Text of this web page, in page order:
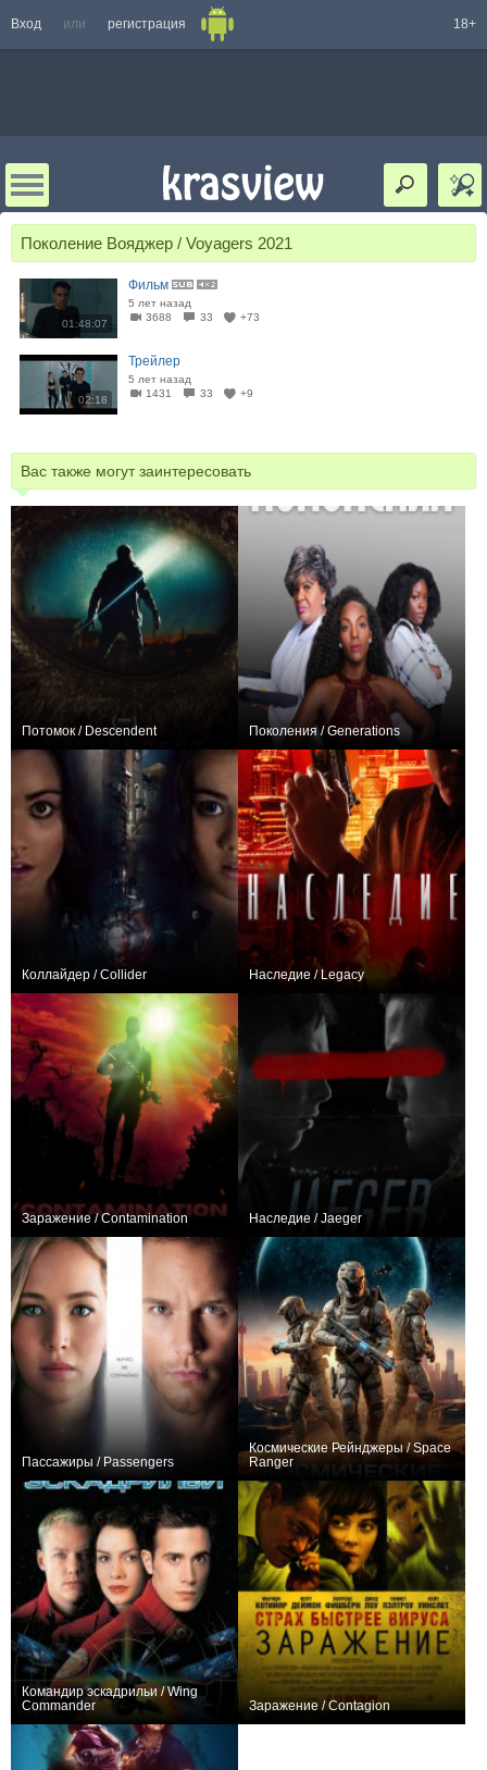
Вход или регистрация 18+
Поколение Вояджер / Voyagers 2021
01:48:07
Фильм
5 лет назад
3688
33 +73
02:18
Трейлер
5 лет назад
1431
33 +9
Вас также могут заинтересовать
Потомок / Descendent Поколения / Generations
Коллайдер / Collider Наследие / Legacy
Заражение / Contamination Наследие / Jaeger
Пассажиры / Passengers
Космические Рейнджеры / Space
Ranger
Командир эскадрильи / Wing
Commander
Заражение / Contagion